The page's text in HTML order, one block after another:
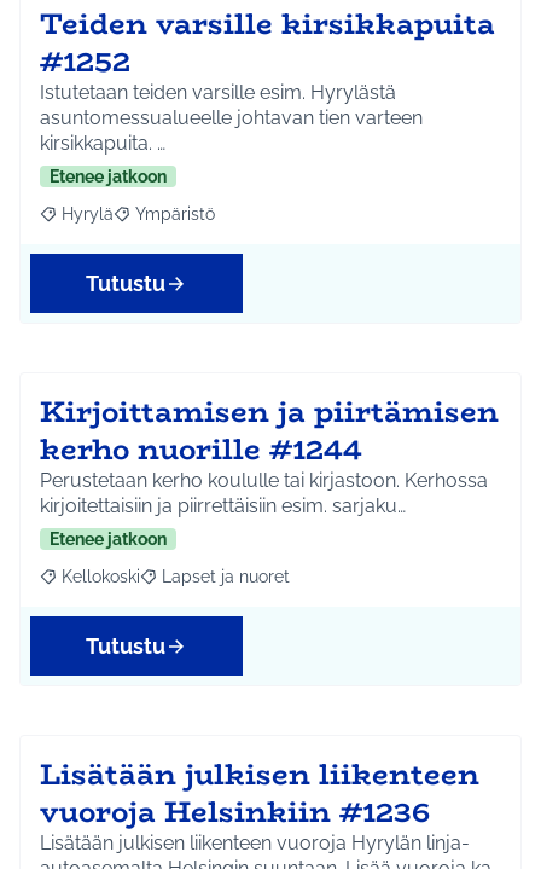
Teiden varsille kirsikkapuita
#1252
Istutetaan teiden varsille esim. Hyrylästä
asuntomessualueelle johtavan tien varteen
kirsikkapuita. …
Etenee jatkoon
Rajaa tulokset aihepiirin mukaan: Hyrylä
Hyrylä Rajaa tulokset teeman mukaan: Ympäristö
Ympäristö
Tutustu
Kirjoittamisen ja piirtämisen
kerho nuorille #1244
Perustetaan kerho koululle tai kirjastoon. Kerhossa
kirjoitettaisiin ja piirrettäisiin esim. sarjaku…
Etenee jatkoon
Rajaa tulokset aihepiirin mukaan: Kellokoski
Kellokoski Rajaa tulokset teeman mukaan: Lapset ja nuoret
Lapset ja nuoret
Tutustu
Lisätään julkisen liikenteen
vuoroja Helsinkiin #1236
Lisätään julkisen liikenteen vuoroja Hyrylän linja-